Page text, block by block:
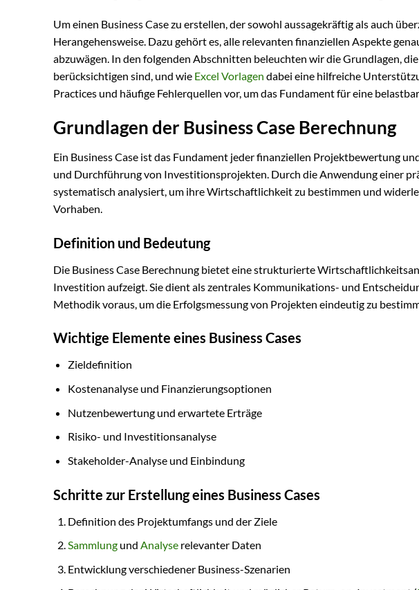
Um einen Business Case zu erstellen, der sowohl aussagekräftig als auch
Herangehensweise. Dazu gehört es, alle relevanten finanziellen Aspekte
abzuwägen. In den folgenden Abschnitten beleuchten wir die Grundlagen,
berücksichtigen sind, und wie Excel Vorlagen dabei eine hilfreiche
Practices und häufige Fehlerquellen vor, um das Fundament für eine
Grundlagen der Business Case Berechnung
Ein Business Case ist das Fundament jeder finanziellen Projektbewertung
und Durchführung von Investitionsprojekten. Durch die Anwendung einer
systematisch analysiert, um ihre Wirtschaftlichkeit zu bestimmen und
Vorhaben.
Definition und Bedeutung
Die Business Case Berechnung bietet eine strukturierte
Investition aufzeigt. Sie dient als zentrales Kommunikations- und
Methodik voraus, um die Erfolgsmessung von Projekten eindeutig zu
Wichtige Elemente eines Business Cases
Zieldefinition
Kostenanalyse und Finanzierungsoptionen
Nutzenbewertung und erwartete Erträge
Risiko- und Investitionsanalyse
Stakeholder-Analyse und Einbindung
Schritte zur Erstellung eines Business Cases
Definition des Projektumfangs und der Ziele
Sammlungund Analyserelevanter Daten
Entwicklung verschiedener Business-Szenarien